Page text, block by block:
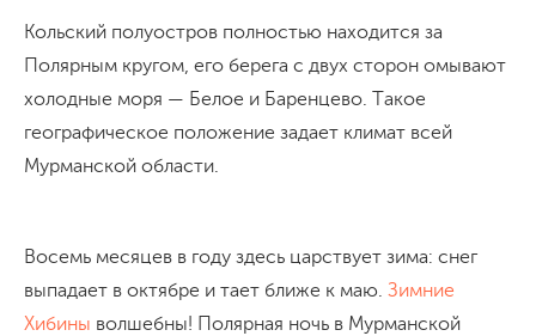
Кольский полуостров полностью находится за
Полярным кругом, его берега с двух сторон омывают
холодные моря — Белое и Баренцево. Такое
географическое положение задает климат всей
Мурманской области.
Восемь месяцев в году здесь царствует зима: снег
выпадает в октябре и тает ближе к маю. Зимние
Хибины волшебны! Полярная ночь в Мурманской